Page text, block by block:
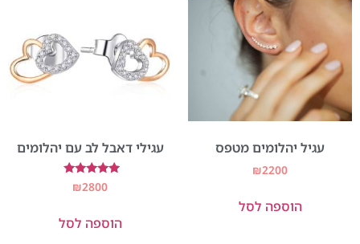
עגיל יהלומים מטפס
₪2200
הוספה לסל
עגילי דאבל לב עם יהלומים
דורג
5.00
₪2800
הוספה לסל